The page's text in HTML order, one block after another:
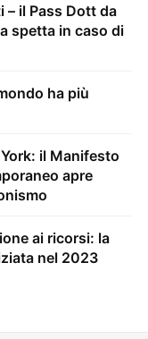
il Pass Dott da
spetta in caso di
ha più
il Manifesto
apre
ai ricorsi: la
nel 2023